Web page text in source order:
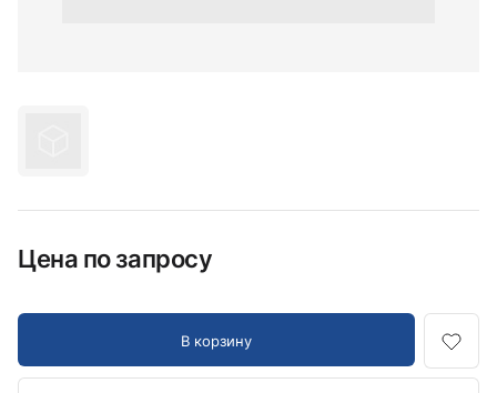
Цена по запросу
В корзину